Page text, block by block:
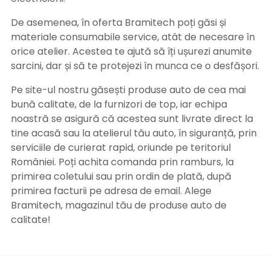
De asemenea, în oferta Bramitech poți găsi și
materiale consumabile service, atât de necesare în
orice atelier. Acestea te ajută să îți ușurezi anumite
sarcini, dar și să te protejezi în munca ce o desfășori.
Pe site-ul nostru găsești produse auto de cea mai
bună calitate, de la furnizori de top, iar echipa
noastră se asigură că acestea sunt livrate direct la
tine acasă sau la atelierul tău auto, în siguranță, prin
serviciile de curierat rapid, oriunde pe teritoriul
României. Poți achita comanda prin ramburs, la
primirea coletului sau prin ordin de plată, după
primirea facturii pe adresa de email. Alege
Bramitech, magazinul tău de produse auto de
calitate!